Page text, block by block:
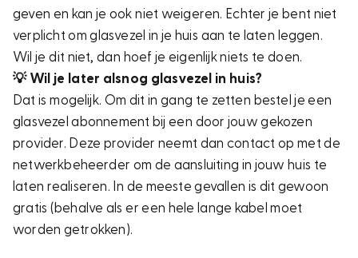
geven en kan je ook niet weigeren. Echter je bent niet
verplicht om glasvezel in je huis aan te laten leggen.
Wil je dit niet, dan hoef je eigenlijk niets te doen.
💡 Wil je later alsnog glasvezel in huis?
Dat is mogelijk. Om dit in gang te zetten bestel je een
glasvezel abonnement bij een door jouw gekozen
provider. Deze provider neemt dan contact op met de
netwerkbeheerder om de aansluiting in jouw huis te
laten realiseren. In de meeste gevallen is dit gewoon
gratis (behalve als er een hele lange kabel moet
worden getrokken).